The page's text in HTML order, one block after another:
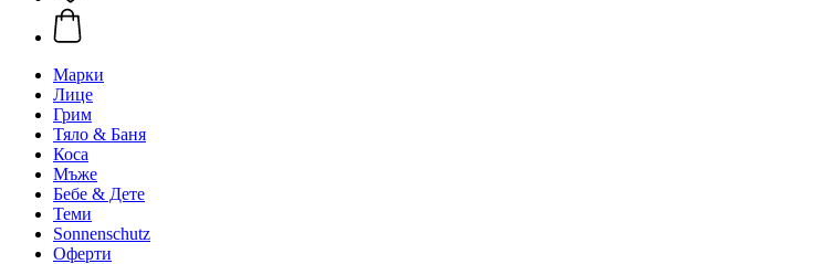
Марки
Лице
Грим
Тяло & Баня
Коса
Мъже
Бебе & Дете
Теми
Sonnenschutz
Оферти